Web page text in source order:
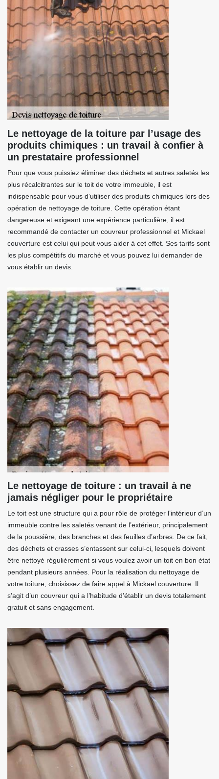
Le nettoyage de la toiture par l’usage des
produits chimiques : un travail à confier à
un prestataire professionnel
Pour que vous puissiez éliminer des déchets et autres saletés les
plus récalcitrantes sur le toit de votre immeuble, il est
indispensable pour vous d’utiliser des produits chimiques lors des
opération de nettoyage de toiture. Cette opération étant
dangereuse et exigeant une expérience particulière, il est
recommandé de contacter un couvreur professionnel et Mickael
couverture est celui qui peut vous aider à cet effet. Ses tarifs sont
les plus compétitifs du marché et vous pouvez lui demander de
vous établir un devis.
Le nettoyage de toiture : un travail à ne
jamais négliger pour le propriétaire
Le toit est une structure qui a pour rôle de protéger l’intérieur d’un
immeuble contre les saletés venant de l’extérieur, principalement
de la poussière, des branches et des feuilles d’arbres. De ce fait,
des déchets et crasses s’entassent sur celui-ci, lesquels doivent
être nettoyé régulièrement si vous voulez avoir un toit en bon état
pendant plusieurs années. Pour la réalisation du nettoyage de
votre toiture, choisissez de faire appel à Mickael couverture. Il
s’agit d’un couvreur qui a l’habitude d’établir un devis totalement
gratuit et sans engagement.